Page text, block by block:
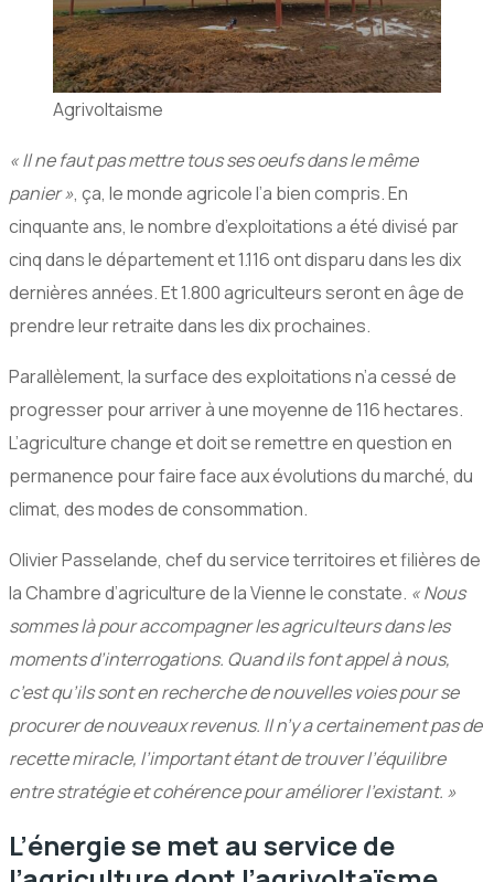
Agrivoltaisme
« Il ne faut pas mettre tous ses oeufs dans le même
panier », ça, le monde agricole l’a bien compris. En
cinquante ans, le nombre d’exploitations a été divisé par
cinq dans le département et 1.116 ont disparu dans les dix
dernières années. Et 1.800 agriculteurs seront en âge de
prendre leur retraite dans les dix prochaines.
Parallèlement, la surface des exploitations n’a cessé de
progresser pour arriver à une moyenne de 116 hectares.
L’agriculture change et doit se remettre en question en
permanence pour faire face aux évolutions du marché, du
climat, des modes de consommation.
Olivier Passelande, chef du service territoires et filières de
la Chambre d’agriculture de la Vienne le constate. « Nous
sommes là pour accompagner les agriculteurs dans les
moments d’interrogations. Quand ils font appel à nous,
c’est qu’ils sont en recherche de nouvelles voies pour se
procurer de nouveaux revenus. Il n’y a certainement pas de
recette miracle, l’important étant de trouver l’équilibre
entre stratégie et cohérence pour améliorer l’existant. »
L’énergie se met au service de